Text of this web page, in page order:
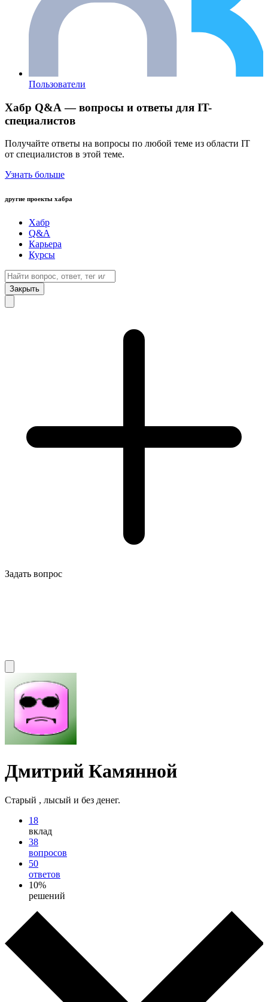
Пользователи
Хабр Q&A — вопросы и ответы для IT-
специалистов
Получайте ответы на вопросы по любой теме из области IT
от специалистов в этой теме.
Узнать больше
другие проекты хабра
Хабр
Q&A
Карьера
Курсы
Закрыть
Задать вопрос
Дмитрий Камянной
Старый , лысый и без денег.
18
вклад
38
вопросов
50
ответов
10%
решений